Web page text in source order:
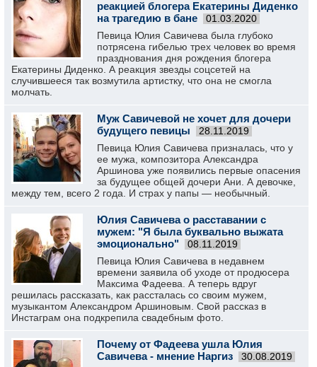
реакцией блогера Екатерины Диденко
на трагедию в бане
01.03.2020
Певица Юлия Савичева была глубоко
потрясена гибелью трех человек во время
празднования дня рождения блогера
Екатерины Диденко. А реакция звезды соцсетей на
случившееся так возмутила артистку, что она не смогла
молчать.
Муж Савичевой не хочет для дочери
будущего певицы
28.11.2019
Певица Юлия Савичева призналась, что у
ее мужа, композитора Александра
Аршинова уже появились первые опасения
за будущее общей дочери Ани. А девочке,
между тем, всего 2 года. И страх у папы — необычный.
Юлия Савичева о расставании с
мужем: "Я была буквально выжата
эмоционально"
08.11.2019
Певица Юлия Савичева в недавнем
времени заявила об уходе от продюсера
Максима Фадеева. А теперь вдруг
решилась рассказать, как рассталась со своим мужем,
музыкантом Александром Аршиновым. Свой рассказ в
Инстаграм она подкрепила свадебным фото.
Почему от Фадеева ушла Юлия
Савичева - мнение Наргиз
30.08.2019